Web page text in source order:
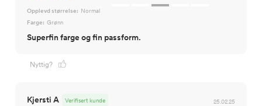
Opplevd størrelse: Normal
Farge: Grønn
Superfin farge og fin passform.
Nyttig?
Kjersti A 25.02.25
Verifisert kunde